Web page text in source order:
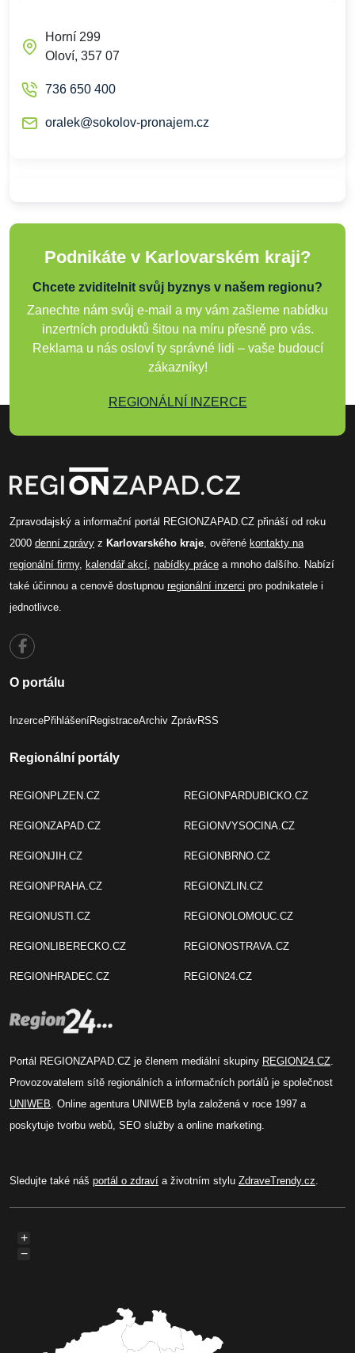
Horní 299
Oloví, 357 07
736 650 400
oralek@sokolov-pronajem.cz
Podnikáte v Karlovarském kraji?
Chcete zviditelnit svůj byznys v našem regionu?
Zanechte nám svůj e-mail a my vám zašleme nabídku
inzertních produktů šitou na míru přesně pro vás.
Reklama u nás osloví ty správné lidi – vaše budoucí
zákazníky!
REGIONÁLNÍ INZERCE
Zpravodajský a informační portál REGIONZAPAD.CZ přináší od roku
2000 denní zprávy z Karlovarského kraje, ověřené kontakty na
regionální firmy, kalendář akcí, nabídky práce a mnoho dalšího. Nabízí
také účinnou a cenově dostupnou regionální inzerci pro podnikatele i
jednotlivce.
O portálu
InzercePřihlášeníRegistraceArchiv ZprávRSS
Regionální portály
REGIONPLZEN.CZ
REGIONZAPAD.CZ
REGIONJIH.CZ
REGIONPRAHA.CZ
REGIONUSTI.CZ
REGIONLIBERECKO.CZ
REGIONHRADEC.CZ
REGIONPARDUBICKO.CZ
REGIONVYSOCINA.CZ
REGIONBRNO.CZ
REGIONZLIN.CZ
REGIONOLOMOUC.CZ
REGIONOSTRAVA.CZ
REGION24.CZ
Portál REGIONZAPAD.CZ je členem mediální skupiny REGION24.CZ.
Provozovatelem sítě regionálních a informačních portálů je společnost
UNIWEB. Online agentura UNIWEB byla založená v roce 1997 a
poskytuje tvorbu webů, SEO služby a online marketing.
Sledujte také náš portál o zdraví a životním stylu ZdraveTrendy.cz.
+
−